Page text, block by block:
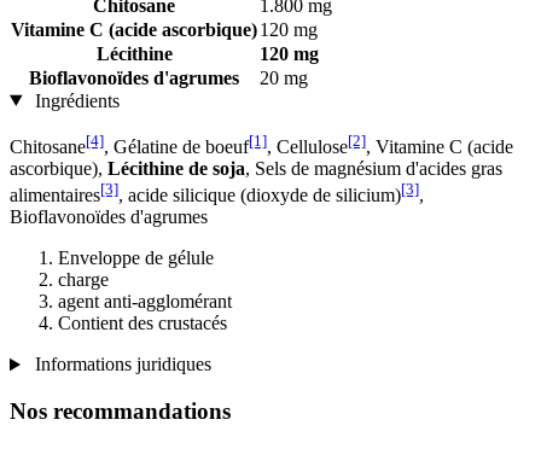
Chitosane
1.800 mg
Vitamine C (acide ascorbique)120 mg
Lécithine
120 mg
Bioflavonoïdes d'agrumes
20 mg
Ingrédients
Chitosane[4], Gélatine de boeuf[1], Cellulose[2], Vitamine C (acide
ascorbique), Lécithine de soja, Sels de magnésium d'acides gras
alimentaires[3], acide silicique (dioxyde de silicium)[3],
Bioflavonoïdes d'agrumes
Enveloppe de gélule
charge
agent anti-agglomérant
Contient des crustacés
Informations juridiques
Nos recommandations